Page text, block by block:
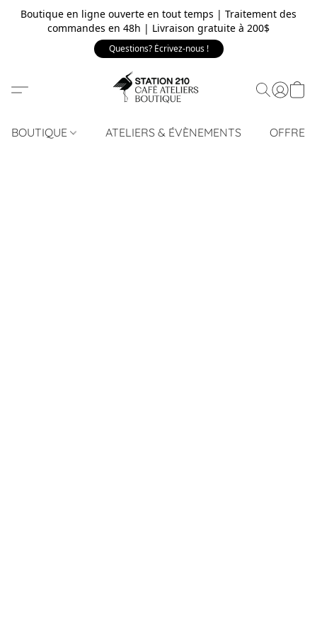
Boutique en ligne ouverte en tout temps | Traitement des
commandes en 48h | Livraison gratuite à 200$
Questions? Écrivez-nous !
BOUTIQUE ATELIERS & ÉVÈNEMENTS OFFRE